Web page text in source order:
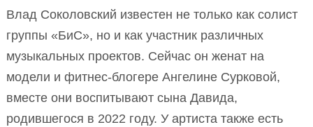
Влад Соколовский известен не только как солист
группы «БиС», но и как участник различных
музыкальных проектов. Сейчас он женат на
модели и фитнес-блогере Ангелине Сурковой,
вместе они воспитывают сына Давида,
родившегося в 2022 году. У артиста также есть